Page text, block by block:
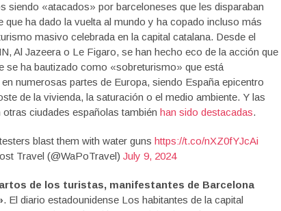
siendo «atacados» por barceloneses que les disparaban
ha dado la vuelta al mundo y ha copado incluso más
masivo celebrada en la capital catalana. Desde el
Al Jazeera o Le Figaro, se han hecho eco de la acción que
se ha bautizado como «sobreturismo» que está
numerosas partes de Europa, siendo España epicentro
de la vivienda, la saturación o el medio ambiente. Y las
ciudades españolas también han sido destacadas.
blast them with water guns https://t.co/nXZ0fYJcAi
Travel (@WaPoTravel) July 9, 2024
de los turistas, manifestantes de Barcelona
. El diario estadounidense Los habitantes de la capital